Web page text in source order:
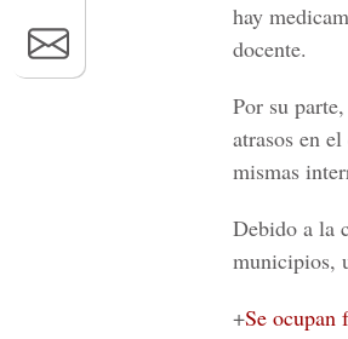
hay
docente.
Por su
atrasos en
mismas
Debido a la
municipios,
+Se ocupan